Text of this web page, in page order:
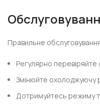
Правильне
Регулярно перевіряйте
Змінюйте охолоджуючу
Дотримуйтесь режиму